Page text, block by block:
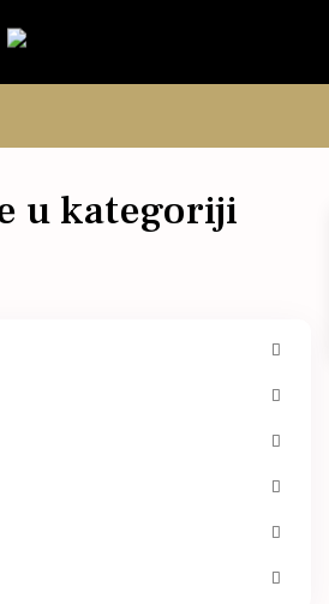
u kategoriji